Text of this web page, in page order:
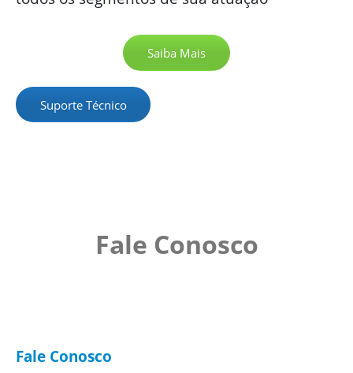
Saiba Mais
Suporte Técnico
Fale Conosco
Fale Conosco